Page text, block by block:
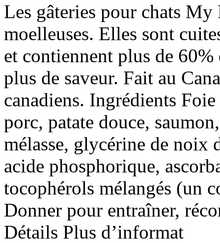
Les gâteries pour chats
moelleuses. Elles sont
et contiennent plus de
plus de saveur. Fait au
canadiens. Ingrédients
porc, patate douce,
mélasse, glycérine de noix
acide phosphorique,
tocophérols mélangés (un
Donner pour entraîner,
Détails Plus d’informat